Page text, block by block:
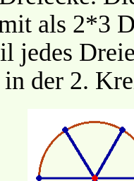
als 2*3
jedes
der 2.